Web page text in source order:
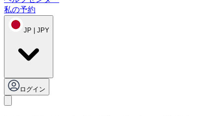
私の予約
JP | JPY
ログイン